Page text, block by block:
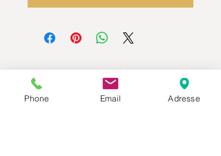
Phone Email Adresse